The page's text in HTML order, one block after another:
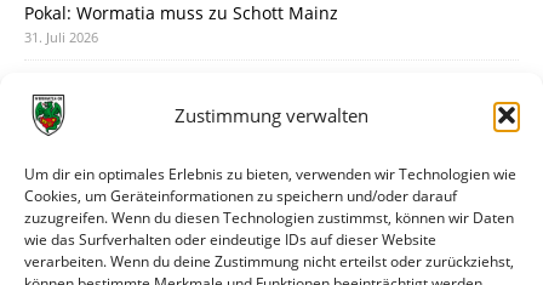
Zustimmung verwalten
Um dir ein optimales Erlebnis zu bieten, verwenden wir Technologien wie
Cookies, um Geräteinformationen zu speichern und/oder darauf
zuzugreifen. Wenn du diesen Technologien zustimmst, können wir Daten
wie das Surfverhalten oder eindeutige IDs auf dieser Website
verarbeiten. Wenn du deine Zustimmung nicht erteilst oder zurückziehst,
Pokal: Wormatia muss zu Schott Mainz
31. Juli 2026
30. Juli 2026
28. Juli 2026
Neuer Rückensponsor
28. Juli 2026
Neue Podcast-Folge: So tickt Björn!